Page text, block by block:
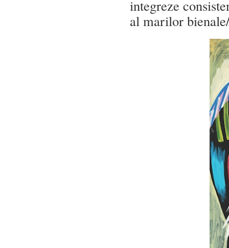
integreze
al marilor